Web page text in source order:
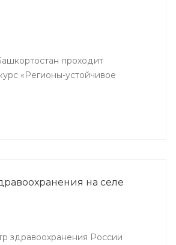
проходит
«Регионы-устойчивое
на селе
здравоохранения России